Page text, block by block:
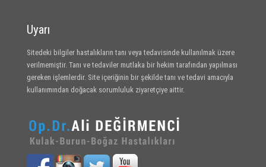
Uyarı
Sitedeki bilgiler hastalıkların tanı veya tedavisinde kullanılmak üzere
verilmemiştir. Tanı ve tedaviler mutlaka bir hekim tarafından yapılması
gereken işlemlerdir. Site içeriğinin bir şekilde tanı ve tedavi amacıyla
kullanımından doğacak sorumluluk ziyaretçiye aittir.